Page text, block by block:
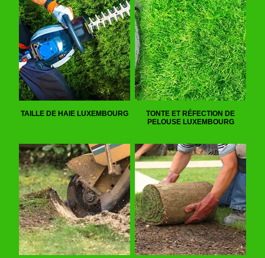
TAILLE DE HAIE LUXEMBOURG
TONTE ET RÉFECTION DE
PELOUSE LUXEMBOURG